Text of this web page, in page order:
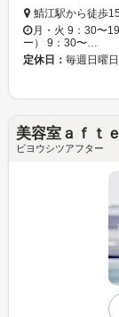
鯖江駅から徒歩
月・火 9：30〜
ー） 9：30〜…
定休日： 毎週日曜日
美容室ａｆｔ
ビヨウシツアフター